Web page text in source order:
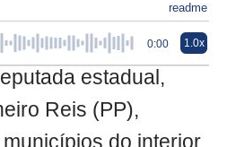
readme
0:00 1.0x
estadual,
Reis (PP),
do interior